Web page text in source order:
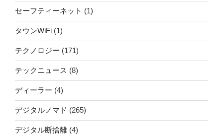
セーフティーネット (1)
タウンWiFi (1)
テクノロジー (171)
テックニュース (8)
ディーラー (4)
デジタルノマド (265)
デジタル断捨離 (4)